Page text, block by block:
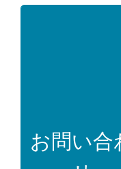
お問い合